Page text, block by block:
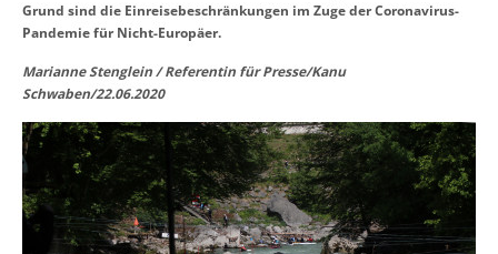
Grund sind die Einreisebeschränkungen im Zuge der Coronavirus-
Pandemie für Nicht-Europäer.
Marianne Stenglein / Referentin für Presse/Kanu
Schwaben/22.06.2020